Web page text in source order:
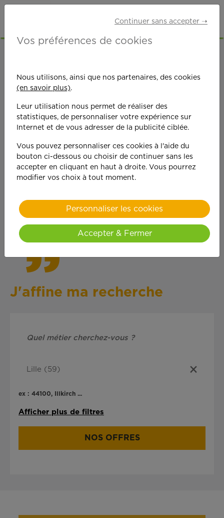
On est toujours plus
performant
quand on y met du
cœur !
J'affine ma recherche
ex : 44100, Illkirch ...
Afficher plus de filtres
NOS OFFRES
Continuer sans accepter ➝
Vos préférences de cookies
Nous utilisons, ainsi que nos partenaires, des cookies
(en savoir plus).
Leur utilisation nous permet de réaliser des
statistiques, de personnaliser votre expérience sur
Internet et de vous adresser de la publicité ciblée.
Vous pouvez personnaliser ces cookies à l'aide du
bouton ci-dessous ou choisir de continuer sans les
accepter en cliquant en haut à droite. Vous pourrez
modifier vos choix à tout moment.
Personnaliser les cookies
Accepter & Fermer